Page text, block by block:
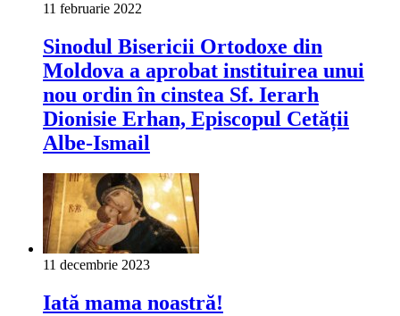
11 februarie 2022
Sinodul Bisericii Ortodoxe din
Moldova a aprobat instituirea unui
nou ordin în cinstea Sf. Ierarh
Dionisie Erhan, Episcopul Cetății
Albe-Ismail
11 decembrie 2023
Iată mama noastră!